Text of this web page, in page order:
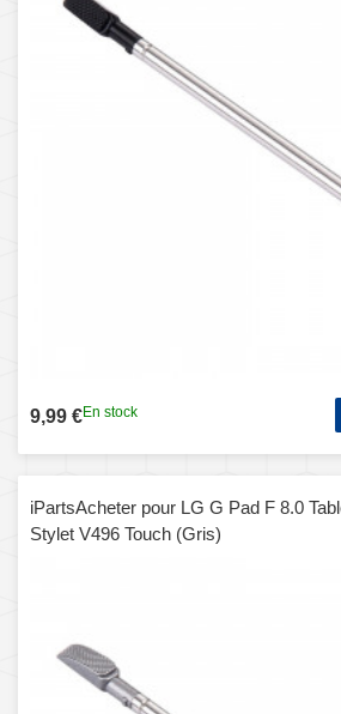
9,99 €En stock
iPartsAcheter pour LG G Pad F 8.0
Stylet V496 Touch (Gris)